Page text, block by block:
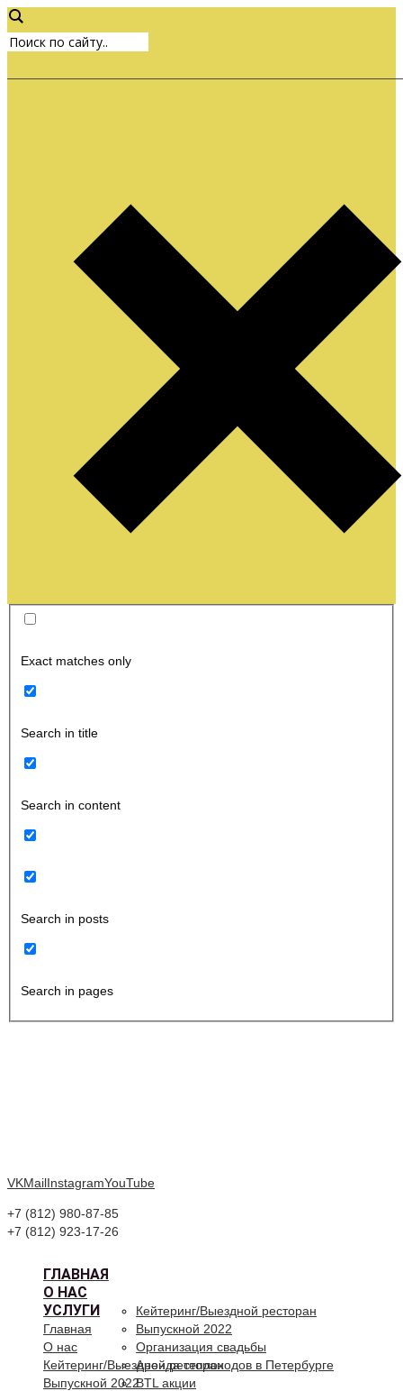
Exact matches only
Search in title
Search in content
Search in posts
Search in pages
VKMailInstagramYouTube
+7 (812) 980-87-85
+7 (812) 923-17-26
ГЛАВНАЯ
О НАС
УСЛУГИ
Кейтеринг/Выездной ресторан
Выпускной 2022
Организация свадьбы
Аренда теплоходов в Петербурге
BTL акции
Главная
О нас
Кейтеринг/Выездной ресторан
Выпускной 2022